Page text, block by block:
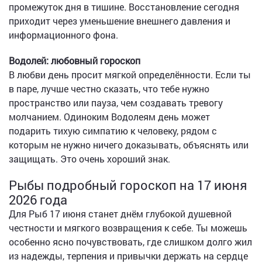
промежуток дня в тишине. Восстановление сегодня
приходит через уменьшение внешнего давления и
информационного фона.
Водолей: любовный гороскоп
В любви день просит мягкой определённости. Если ты
в паре, лучше честно сказать, что тебе нужно
пространство или пауза, чем создавать тревогу
молчанием. Одиноким Водолеям день может
подарить тихую симпатию к человеку, рядом с
которым не нужно ничего доказывать, объяснять или
защищать. Это очень хороший знак.
Рыбы подробный гороскоп на 17 июня
2026 года
Для Рыб 17 июня станет днём глубокой душевной
честности и мягкого возвращения к себе. Ты можешь
особенно ясно почувствовать, где слишком долго жил
из надежды, терпения и привычки держать на сердце